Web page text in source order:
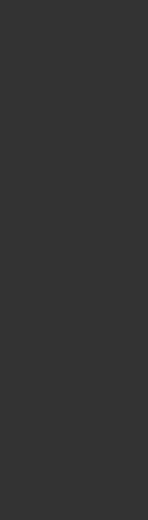
MORE OPTIONS
Long-Lasting